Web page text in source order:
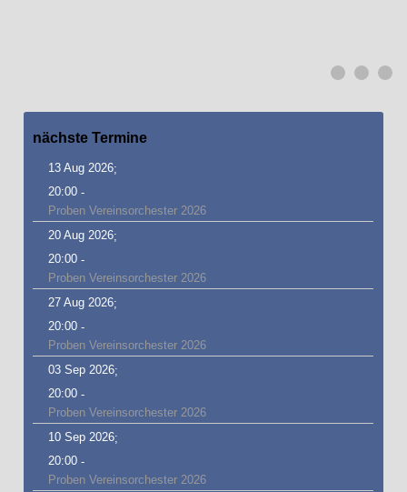
nächste Termine
13 Aug 2026;
20:00 -
Proben Vereinsorchester 2026
20 Aug 2026;
20:00 -
Proben Vereinsorchester 2026
27 Aug 2026;
20:00 -
Proben Vereinsorchester 2026
03 Sep 2026;
20:00 -
Proben Vereinsorchester 2026
10 Sep 2026;
20:00 -
Proben Vereinsorchester 2026